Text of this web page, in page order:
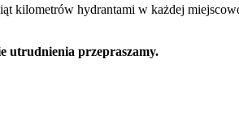
kilometrów hydrantami w każdej
przepraszamy.